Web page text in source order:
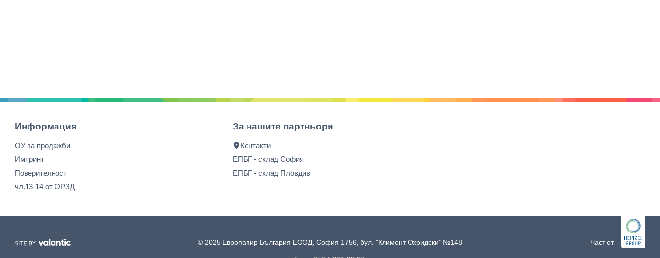
Информация
ОУ за продажби
Импринт
Поверителност
чл.13-14 от ОРЗД
За нашите партньори
Контакти
ЕПБГ - склад София
ЕПБГ - склад Пловдив
© 2025 Европапир България ЕООД, София 1756, бул. "Климент Охридски" №148 Част от